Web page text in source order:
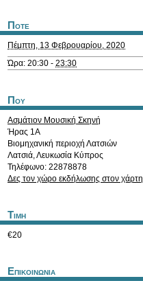
Ποτε
Πέμπτη, 13 Φεβρουαρίου, 2020
Ώρα: 20:30 - 23:30
Που
Ασμάτιον Μουσική Σκηνή
Ήρας 1Α
Βιομηχανική περιοχή Λατσιών
Λατσιά,Λευκωσία Κύπρος
Τηλέφωνο: 22878878
Δες τον χώρο εκδήλωσης στον χάρτη
Τιμη
€20
Επικοινωνια